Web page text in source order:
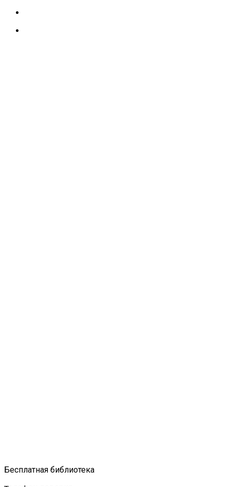
Бесплатная библиотека